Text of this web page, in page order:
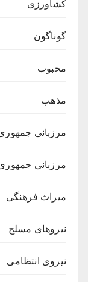
کشاورزی
گوناگون
محبوب
مذهب
مرزبانی
مرزبانی
میراث فرهنگی
نیروهای مسلح
نیروی انتظامی